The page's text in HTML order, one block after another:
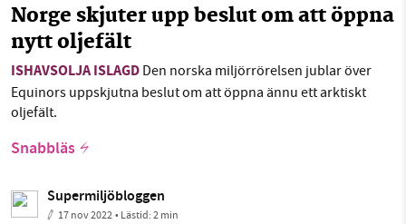
Norge skjuter upp beslut om att öppna
nytt oljefält
ISHAVSOLJA ISLAGD Den norska miljörrörelsen jublar över
Equinors uppskjutna beslut om att öppna ännu ett arktiskt
oljefält.
Snabbläs
Supermiljöbloggen
17 nov 2022• Lästid:2 min
Läs vad vi vill göra